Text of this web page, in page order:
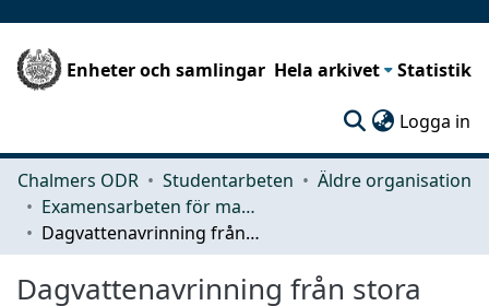
Enheter och samlingar Hela arkivet Statistik
Logga in
Chalmers ODR Studentarbeten
Äldre organisation
Examensarbeten för masterexamen
Dagvattenavrinning från stora asfaltsytor
Dagvattenavrinning från stora